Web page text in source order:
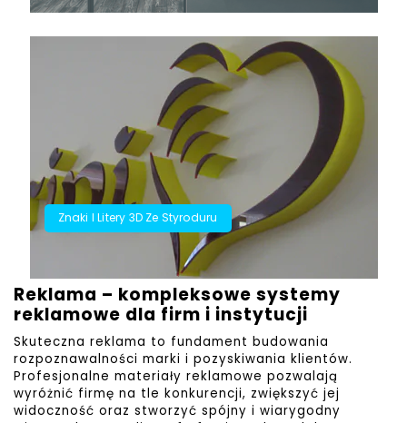
Znaki I Litery 3D Ze Styroduru
Reklama – kompleksowe systemy
reklamowe dla firm i instytucji
Skuteczna reklama to fundament budowania
rozpoznawalności marki i pozyskiwania klientów.
Profesjonalne materiały reklamowe pozwalają
wyróżnić firmę na tle konkurencji, zwiększyć jej
widoczność oraz stworzyć spójny i wiarygodny